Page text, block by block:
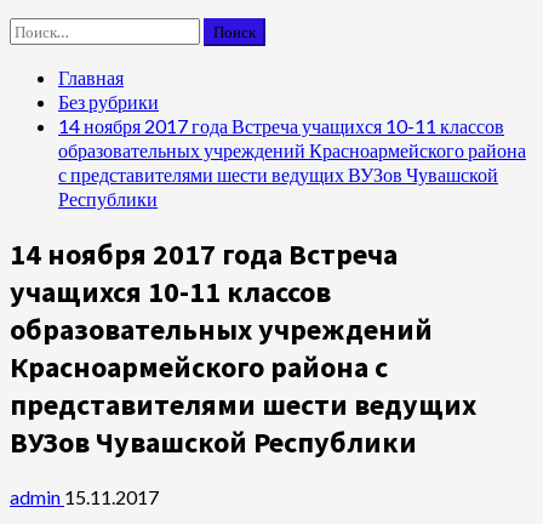
Найти:
Главная
Без рубрики
14 ноября 2017 года Встреча учащихся 10-11 классов
образовательных учреждений Красноармейского района
с представителями шести ведущих ВУЗов Чувашской
Республики
14 ноября 2017 года Встреча
учащихся 10-11 классов
образовательных учреждений
Красноармейского района с
представителями шести ведущих
ВУЗов Чувашской Республики
admin 15.11.2017